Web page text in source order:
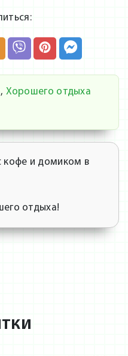
, Хорошего отдыха
кофе и домиком в
отдыха!